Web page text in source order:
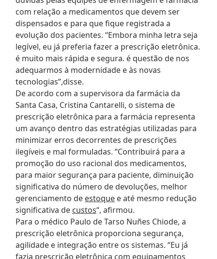
com relação a medicamentos que devem ser
dispensados e para que fique registrada a
evolução dos pacientes. “Embora minha letra seja
legível, eu já preferia fazer a prescrição eletrônica.
é muito mais rápida e segura. é questão de nos
adequarmos à modernidade e às novas
tecnologias”,disse.
De acordo com a supervisora da farmácia da
Santa Casa, Cristina Cantarelli, o sistema de
prescrição eletrônica para a farmácia representa
um avanço dentro das estratégias utilizadas para
minimizar erros decorrentes de prescrições
ilegíveis e mal formuladas. “Contribuirá para a
promoção do uso racional dos medicamentos,
para maior segurança para paciente, diminuição
significativa do número de devoluções, melhor
gerenciamento de estoque e até mesmo redução
significativa de custos“, afirmou.
Para o médico Paulo de Tarso Nuñes Chiode, a
prescrição eletrônica proporciona segurança,
agilidade e integração entre os sistemas. “Eu já
fazia prescrição eletrônica com equipamentos